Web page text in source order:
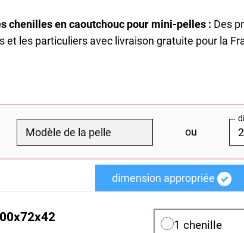
chenilles en caoutchouc pour mini-pelles : Des
et les particuliers avec livraison gratuite pour la
ou
dimension appropriée
1 chenille